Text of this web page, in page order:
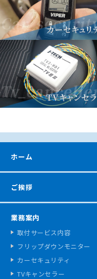
ホーム
ご挨拶
業務案内
取付サービス内容
フリップダウンモニター
カーセキュリティ
TVキャンセラー